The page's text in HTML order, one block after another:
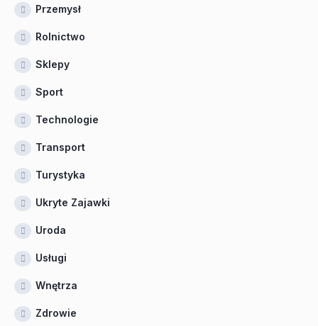
Przemysł
Rolnictwo
Sklepy
Sport
Technologie
Transport
Turystyka
Ukryte Zajawki
Uroda
Usługi
Wnętrza
Zdrowie